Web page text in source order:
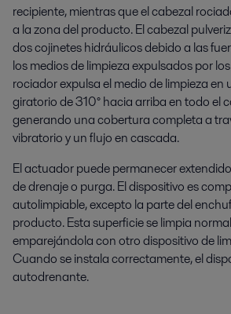
recipiente, mientras que el cabezal
a la zona del producto. El cabezal
dos cojinetes hidráulicos debido a las
los medios de limpieza expulsados por
rociador expulsa el medio de limpieza
giratorio de 310° hacia arriba en todo el
generando una cobertura completa a
vibratorio y un flujo en cascada.
El actuador puede permanecer
de drenaje o purga. El dispositivo es
autolimpiable, excepto la parte del
producto. Esta superficie se limpia
emparejándola con otro dispositivo de
Cuando se instala correctamente, el
autodrenante.